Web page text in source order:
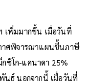
เพิ่มมากขึ้น เมื่อวันที่
าศพิจารณาแผนขึ้นภาษี
ซิโก-แคนาดา 25%
นธ์ นอกจากนี้ เมื่อวันที่